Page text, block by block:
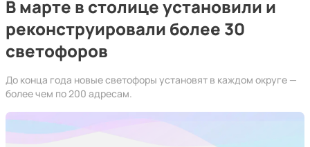
В марте в столице установили и
реконструировали более 30
светофоров
До конца года новые светофоры установят в каждом округе —
более чем по 200 адресам.